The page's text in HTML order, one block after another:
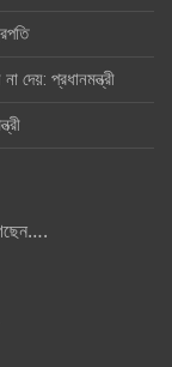
দেয়: প্রধানমন্ত্রী